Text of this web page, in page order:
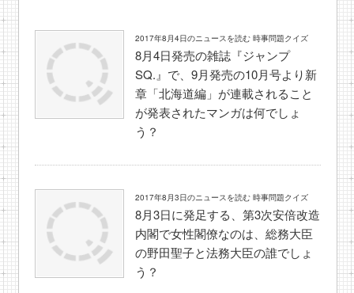
2017年8月4日のニュースを読む 時事問題クイズ
8月4日発売の雑誌『ジャンプ
SQ.』で、9月発売の10月号より新
章「北海道編」が連載されること
が発表されたマンガは何でしょ
う？
2017年8月3日のニュースを読む 時事問題クイズ
8月3日に発足する、第3次安倍改造
内閣で女性閣僚なのは、総務大臣
の野田聖子と法務大臣の誰でしょ
う？